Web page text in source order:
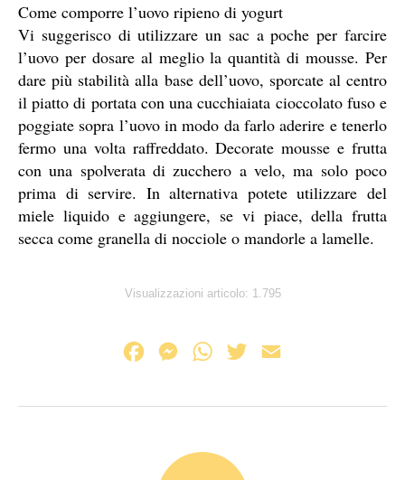
Come comporre l’uovo ripieno di yogurt
Vi suggerisco di utilizzare un sac a poche per farcire
l’uovo per dosare al meglio la quantità di mousse. Per
dare più stabilità alla base dell’uovo, sporcate al centro
il piatto di portata con una cucchiaiata cioccolato fuso e
poggiate sopra l’uovo in modo da farlo aderire e tenerlo
fermo una volta raffreddato. Decorate mousse e frutta
con una spolverata di zucchero a velo, ma solo poco
prima di servire. In alternativa potete utilizzare del
miele liquido e aggiungere, se vi piace, della frutta
secca come granella di nocciole o mandorle a lamelle.
Visualizzazioni articolo: 1.795
c
M
s
e
W
a
s
i
a